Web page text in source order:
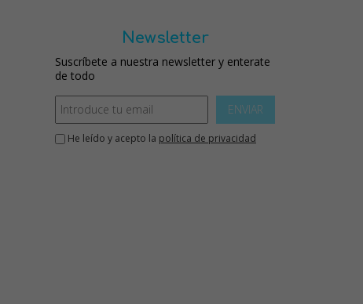
Newsletter
Suscríbete a nuestra newsletter y enterate
de todo
ENVIAR
He leído y acepto la política de privacidad